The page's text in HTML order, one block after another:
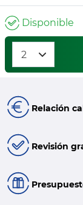
Disponible
Relación
Revisión